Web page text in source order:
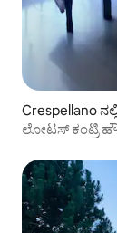
Crespellano
ಲೋಟಸ್ ಕಂಟ್ರಿ